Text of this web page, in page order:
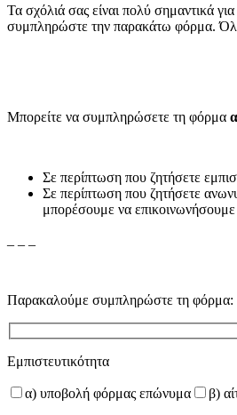
Τα σχόλιά σας είναι πολύ σημαντικά
συμπληρώστε την παρακάτω φόρμα.
Μπορείτε να συμπληρώσετε τη φόρμα
Σε περίπτωση που ζητήσετε
Σε περίπτωση που ζητήσετε
μπορέσουμε να
Παρακαλούμε συμπληρώστε τη φόρμα:
Εμπιστευτικότητα
α) υποβολή φόρμας επώνυμα β)